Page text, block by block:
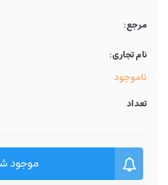
مرجع:
نام تجاری:
ناموجود
تعداد
موجود